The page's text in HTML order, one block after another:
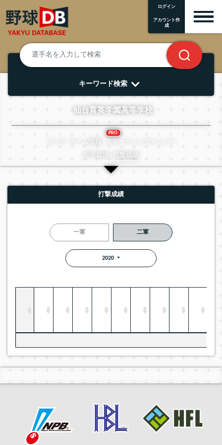
ログイン
アカウント作
成
キーワード検索
仙台育英学園高等学校
チーム情報
PRO
スターティングメンバー
投手成績 打撃成績
打撃成績
一軍 二軍
2020